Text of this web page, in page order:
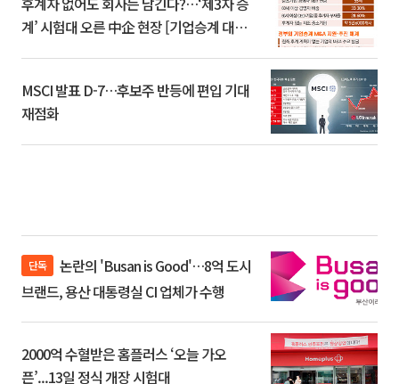
계’ 시험대 오른 中企 현장 [기업승계 대전
MSCI 발표 D-7…후보주 반등에 편입 기대
재점화
단독
브랜드, 용산 대통령실 CI 업체가 수행
2000억 수혈받은 홈플러스 ‘오늘 가오
픈’...13일 정식 개장 시험대